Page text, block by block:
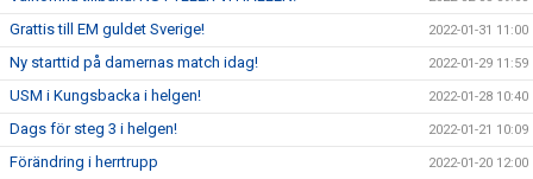
Grattis till EM guldet Sverige! 2022-01-31 11:00
Ny starttid på damernas match idag! 2022-01-29 11:59
USM i Kungsbacka i helgen! 2022-01-28 10:40
Dags för steg 3 i helgen! 2022-01-21 10:09
Förändring i herrtrupp 2022-01-20 12:00